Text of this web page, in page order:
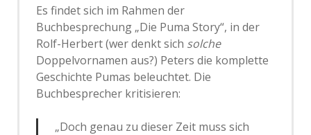
Es findet sich im Rahmen der
Buchbesprechung „Die Puma Story“, in der
Rolf-Herbert (wer denkt sich solche
Doppelvornamen aus?) Peters die komplette
Geschichte Pumas beleuchtet. Die
Buchbesprecher kritisieren:
„Doch genau zu dieser Zeit muss sich